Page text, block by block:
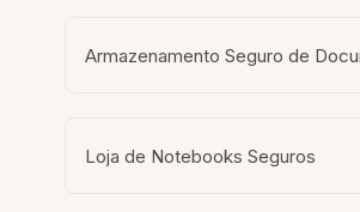
Armazenamento Seguro de
Loja de Notebooks Seguros